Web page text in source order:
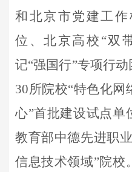
和北京市党建工
位、北京高校 “双
记“强国行”专项行动
30所院校“特色化网
心”首批建设试点单
教育部中德先进职
信息技术领域”院校